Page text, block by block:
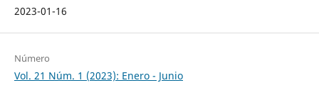
2023-01-16
Número
Vol. 21 Núm. 1 (2023): Enero - Junio